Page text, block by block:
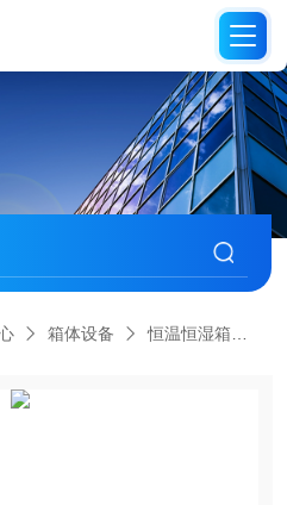
箱体设备 恒温恒湿箱